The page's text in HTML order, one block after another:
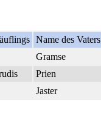
Name des Vaters
Gramse
Prien
Jaster